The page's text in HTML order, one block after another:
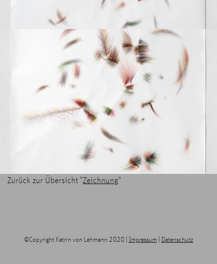
Zurück zur Übersicht "Zeichnung"
©Copyright Katrin von Lehmann 2020 | Impressum | Datenschutz